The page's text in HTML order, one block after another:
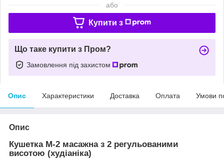
або
Купити з
Що таке купити з Пром?
Замовлення під захистом
Опис Характеристики Доставка Оплата Умови
Опис
Кушетка М-2 масажна з 2 регульованими
висотою (худіаніка)